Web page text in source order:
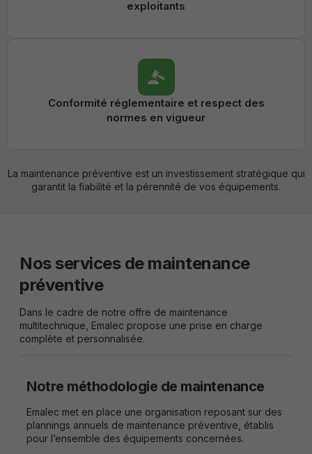
exploitants
Conformité réglementaire et respect des
normes en vigueur
La maintenance préventive est un investissement stratégique qui
garantit la fiabilité et la pérennité de vos équipements.
Nos services de maintenance
préventive
Dans le cadre de notre offre de maintenance
multitechnique, Emalec propose une prise en charge
complète et personnalisée.
Notre méthodologie de maintenance
Emalec met en place une organisation reposant sur des
plannings annuels de maintenance préventive, établis
pour l’ensemble des équipements concernées.